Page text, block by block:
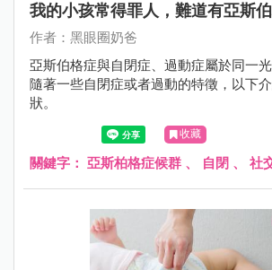
我的小孩常得罪人，難道有亞斯
作者：黑眼圈奶爸
亞斯伯格症與自閉症、過動症屬於同一
隨著一些自閉症或者過動的特徵，以下
狀。
收藏
關鍵字： 亞斯柏格症候群 、 自閉 、 社